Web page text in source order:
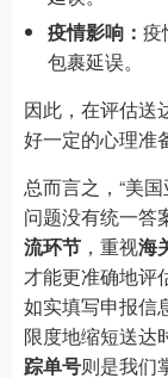
疫情影响： 疫
包裹延误。
因此，在评估送
好一定的心理准
总而言之，“美
问题没有统一答
流环节 ，重视海
才能更准确地评
如实填写申报信
限度地缩短送达
踪单号则是我们